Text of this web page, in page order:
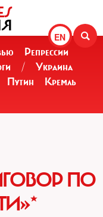
EN
Репрессии
/
Украина
Путин
Кремль
ПО